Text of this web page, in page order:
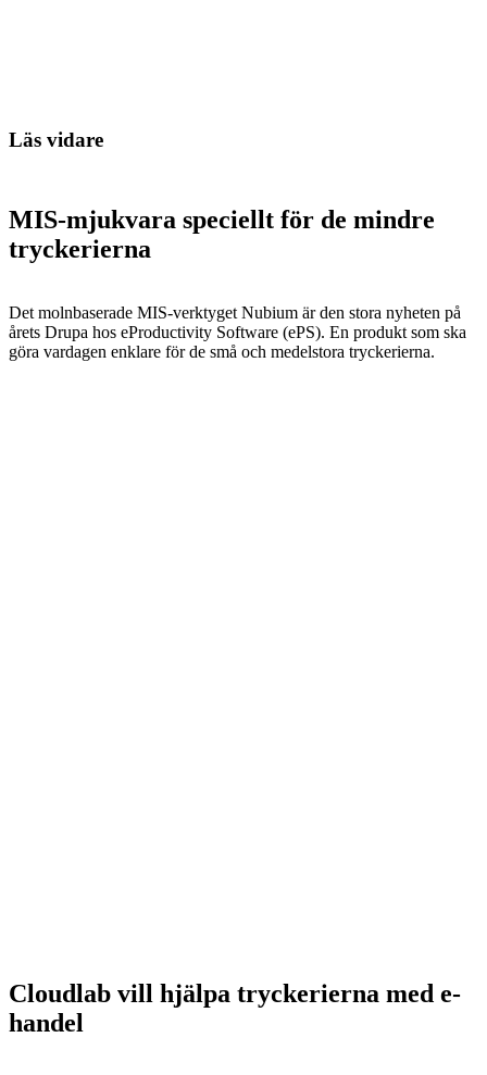
Läs vidare
MIS-mjukvara speciellt för de mindre
tryckerierna
Det molnbaserade MIS-verktyget Nubium är den stora nyheten på
årets Drupa hos eProductivity Software (ePS). En produkt som ska
göra vardagen enklare för de små och medelstora tryckerierna.
Cloudlab vill hjälpa tryckerierna med e-
handel